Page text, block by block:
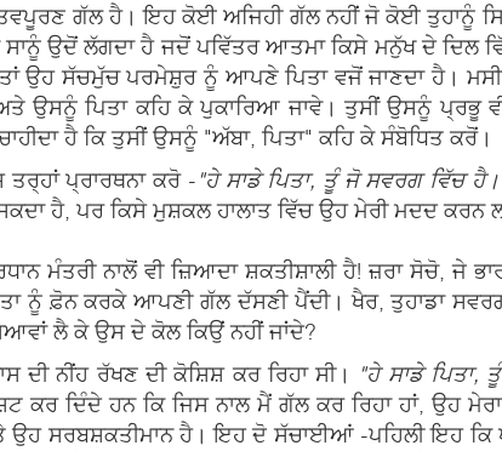
ਗੱਲ ਹੈ। ਇਹ ਕੋਈ ਅਜਿਹੀ ਗੱਲ ਨਹੀਂ ਜੋ ਕੋਈ ਤੁਹਾਨੂੰ
ਉਦੋਂ ਲੱਗਦਾ ਹੈ ਜਦੋਂ ਪਵਿੱਤਰ ਆਤਮਾ ਕਿਸੇ ਮਨੁੱਖ ਦੇ ਦਿਲ
ਸੱਚਮੁੱਚ ਪਰਮੇਸ਼ੁਰ ਨੂੰ ਆਪਣੇ ਪਿਤਾ ਵਜੋਂ ਜਾਣਦਾ ਹੈ।
ਉਸਨੂੰ ਪਿਤਾ ਕਹਿ ਕੇ ਪੁਕਾਰਿਆ ਜਾਵੇ। ਤੁਸੀਂ ਉਸਨੂੰ ਪ੍ਰਭੂ
ਹੈ ਕਿ ਤੁਸੀਂ ਉਸਨੂੰ "ਅੱਬਾ, ਪਿਤਾ" ਕਹਿ ਕੇ ਸੰਬੋਧਿਤ ਕਰੋਂ।
ਤਰ੍ਹਾਂ ਪ੍ਰਾਰਥਨਾ ਕਰੋ -"ਹੇ ਸਾਡੇ ਪਿਤਾ, ਤੂੰ ਜੋ ਸਵਰਗ ਵਿੱਚ
ਹੈ, ਪਰ ਕਿਸੇ ਮੁਸ਼ਕਲ ਹਾਲਾਤ ਵਿੱਚ ਉਹ ਮੇਰੀ ਮਦਦ ਕਰਨ
ਮੰਤਰੀ ਨਾਲੋਂ ਵੀ ਜ਼ਿਆਦਾ ਸ਼ਕਤੀਸ਼ਾਲੀ ਹੈ! ਜ਼ਰਾ ਸੋਚੋ, ਜੇ
ਨੂੰ ਫ਼ੋਨ ਕਰਕੇ ਆਪਣੀ ਗੱਲ ਦੱਸਣੀ ਪੈਂਦੀ। ਖੈਰ, ਤੁਹਾਡਾ
ਲੈ ਕੇ ਉਸ ਦੇ ਕੋਲ ਕਿਉਂ ਨਹੀਂ ਜਾਂਦੇ?
ਦੀ ਨੀਂਹ ਰੱਖਣ ਦੀ ਕੋਸ਼ਿਸ਼ ਕਰ ਰਿਹਾ ਸੀ।
"ਹੇ ਸਾਡੇ ਪਿਤਾ,
ਦਿੰਦੇ ਹਨ ਕਿ ਜਿਸ ਨਾਲ ਮੈਂ ਗੱਲ ਕਰ ਰਿਹਾ ਹਾਂ, ਉਹ
ਉਹ ਸਰਬਸ਼ਕਤੀਮਾਨ ਹੈ। ਇਹ ਦੋ ਸੱਚਾਈਆਂ -ਪਹਿਲੀ ਇਹ